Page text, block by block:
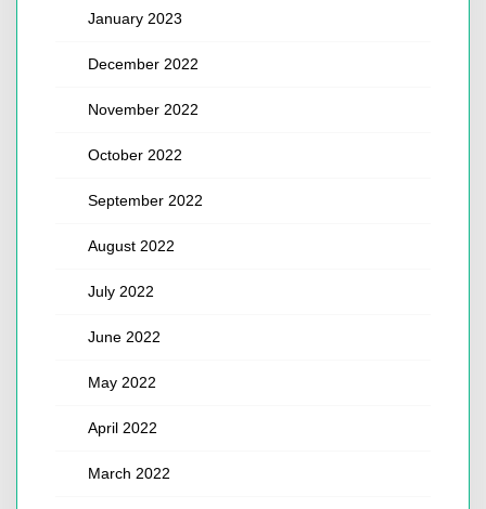
January 2023
December 2022
November 2022
October 2022
September 2022
August 2022
July 2022
June 2022
May 2022
April 2022
March 2022